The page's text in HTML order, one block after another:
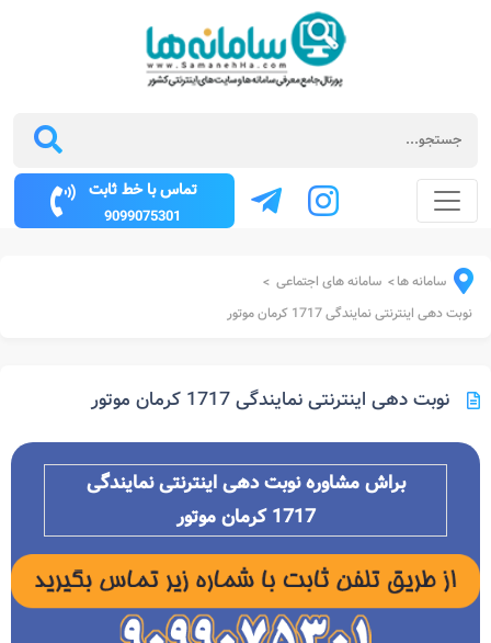
تماس با خط ثابت
9099075301
سامانه ها> سامانه های اجتماعی >
نوبت دهی اینترنتی نمایندگی 1717 کرمان موتور
نوبت دهی اینترنتی نمایندگی 1717 کرمان موتور
براش مشاورهنوبت دهی اینترنتی نمایندگی
1717 کرمان موتور